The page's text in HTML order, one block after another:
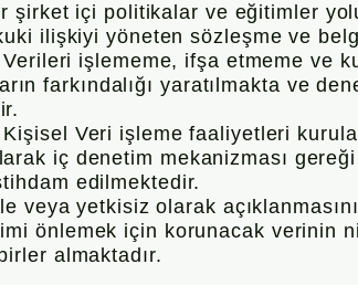
şirket içi politikalar ve eğitimler
ilişkiyi yöneten sözleşme ve
işlememe, ifşa etmeme ve
farkındalığı yaratılmakta ve
Veri işleme faaliyetleri
iç denetim mekanizması
edilmektedir.
yetkisiz olarak
önlemek için korunacak verinin
almaktadır.